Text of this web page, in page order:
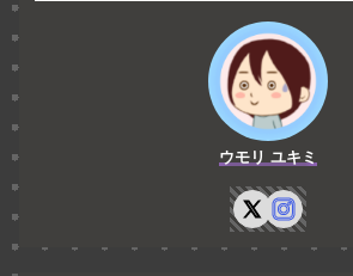
ウモリ ユキミ